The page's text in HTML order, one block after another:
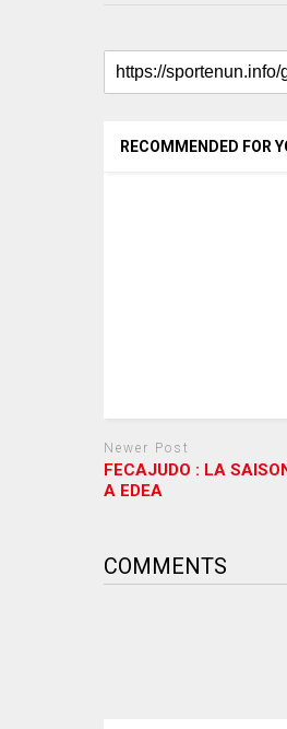
RECOMMENDED FOR
Newer Post
FECAJUDO : LA
A EDEA
COMMENTS